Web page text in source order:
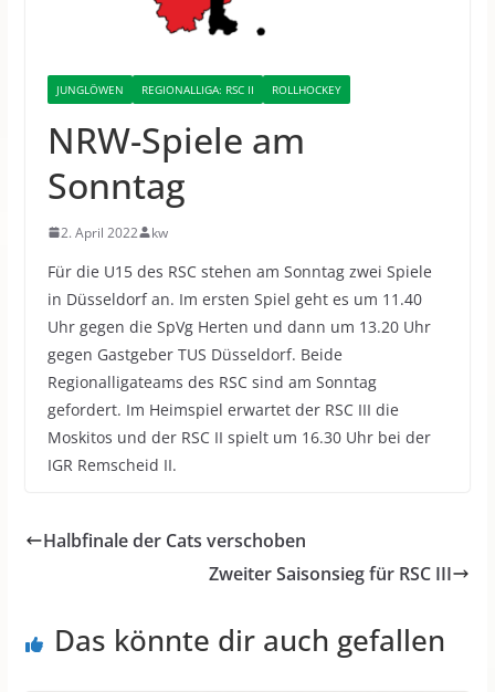
JUNGLÖWEN REGIONALLIGA: RSC II ROLLHOCKEY
NRW-Spiele am
Sonntag
2. April 2022 kw
Für die U15 des RSC stehen am Sonntag zwei Spiele
in Düsseldorf an. Im ersten Spiel geht es um 11.40
Uhr gegen die SpVg Herten und dann um 13.20 Uhr
gegen Gastgeber TUS Düsseldorf. Beide
Regionalligateams des RSC sind am Sonntag
gefordert. Im Heimspiel erwartet der RSC III die
Moskitos und der RSC II spielt um 16.30 Uhr bei der
IGR Remscheid II.
Halbfinale der Cats verschoben
Zweiter Saisonsieg für RSC III
Das könnte dir auch gefallen